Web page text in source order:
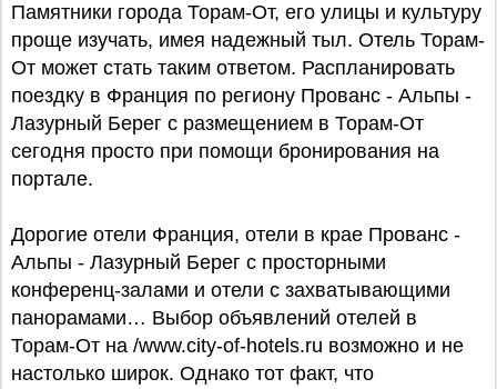
Памятники города Торам-От, его улицы и культуру
проще изучать, имея надежный тыл. Отель Торам-
От может стать таким ответом. Распланировать
поездку в Франция по региону Прованс - Альпы -
Лазурный Берег с размещением в Торам-От
сегодня просто при помощи бронирования на
портале.
Дорогие отели Франция, отели в крае Прованс -
Альпы - Лазурный Берег с просторными
конференц-залами и отели с захватывающими
панорамами… Выбор объявлений отелей в
Торам-От на /www.city-of-hotels.ru возможно и не
настолько широк. Однако тот факт, что